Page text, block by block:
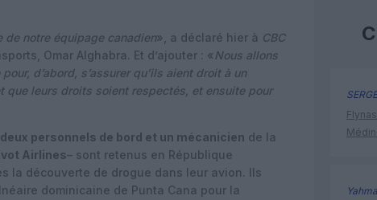
notre équipage canadien», a déclaré hier à CBC
Omar Alghabra. Et d’ajouter : « Nous allons
d’abord, s’assurer qu’ils aient droit à un
que leurs droits soient respectés, et ensuite pour
personnels de bord et un mécanicien de la
Airlines– sont retenus en République
la découverte de drogue dans leur avion. Ils
dominicaine de Punta Cana pour la